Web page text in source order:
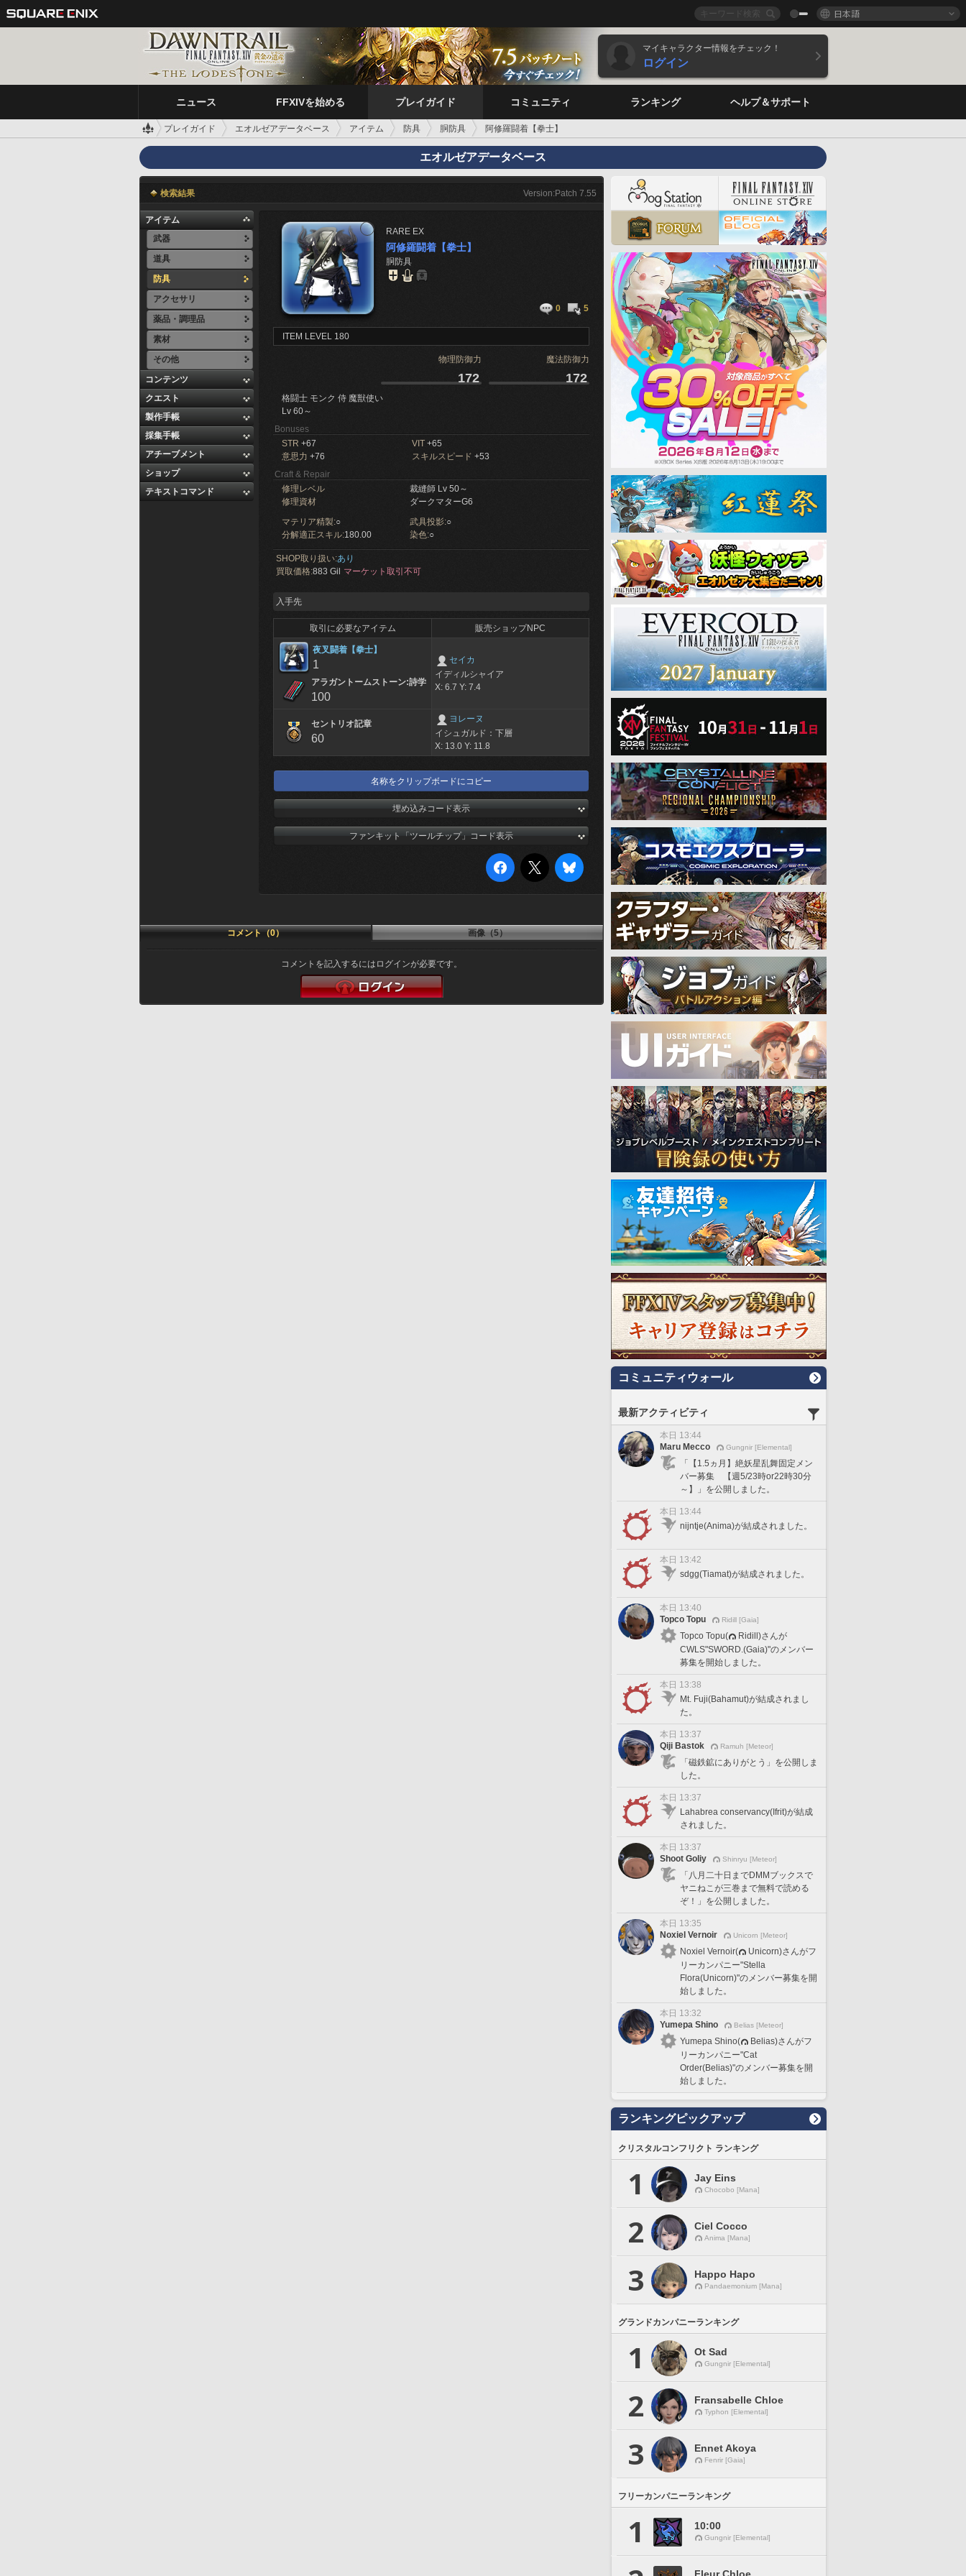
日本語
マイキャラクター情報をチェック！
ログイン
ニュース FFXIVを始める プレイガイド コミュニティ ランキング ヘルプ＆サポート
プレイガイド エオルゼアデータベース アイテム 防具 胴防具 阿修羅闘着【拳士】
エオルゼアデータベース
検索結果 Version:Patch 7.55
アイテム
武器
道具
防具
アクセサリ
薬品・調理品
素材
その他
コンテンツ
クエスト
製作手帳
採集手帳
アチーブメント
ショップ
テキストコマンド
RARE EX
阿修羅闘着【拳士】
胴防具
0 5
ITEM LEVEL 180
物理防御力 魔法防御力
172 172
格闘士 モンク 侍 魔獣使い
Lv 60～
Bonuses
STR +67 VIT +65
意思力 +76 スキルスピード +53
Craft & Repair
修理レベル
裁縫師 Lv 50～
修理資材
ダークマターG6
マテリア精製:○ 武具投影:○
分解適正スキル:180.00 染色:○
SHOP取り扱い:あり
買取価格:883 Gil マーケット取引不可
入手先
取引に必要なアイテム 販売ショップNPC
夜叉闘着【拳士】
1
アラガントームストーン:詩学
100
セイカ
イディルシャイア
X: 6.7 Y: 7.4
セントリオ記章
60
ヨレーヌ
イシュガルド：下層
X: 13.0 Y: 11.8
名称をクリップボードにコピー
埋め込みコード表示
ファンキット「ツールチップ」コード表示
コメント（0） 画像（5）
コメントを記入するにはログインが必要です。
コミュニティウォール
最新アクティビティ
本日 13:44
Maru Mecco
Gungnir [Elemental]
「【1.5ヵ月】絶妖星乱舞固定メン
バー募集 【週5/23時or22時30分
～】」を公開しました。
本日 13:44
nijntje(Anima)が結成されました。
本日 13:42
sdgg(Tiamat)が結成されました。
本日 13:40
Topco Topu
Ridill [Gaia]
Topco Topu(
Ridill)さんが
CWLS"SWORD.(Gaia)"のメンバー
募集を開始しました。
本日 13:38
Mt. Fuji(Bahamut)が結成されまし
た。
本日 13:37
Qiji Bastok
Ramuh [Meteor]
「磁鉄鉱にありがとう」を公開しま
した。
本日 13:37
Lahabrea conservancy(Ifrit)が結成
されました。
本日 13:37
Shoot Goliy
Shinryu [Meteor]
「八月二十日までDMMブックスで
ヤニねこが三巻まで無料で読める
ぞ！」を公開しました。
本日 13:35
Noxiel Vernoir
Unicorn [Meteor]
Noxiel Vernoir(
Unicorn)さんがフ
リーカンパニー"Stella
Flora(Unicorn)"のメンバー募集を開
始しました。
本日 13:32
Yumepa Shino
Belias [Meteor]
Yumepa Shino(
Belias)さんがフ
リーカンパニー"Cat
Order(Belias)"のメンバー募集を開
始しました。
ランキングピックアップ
クリスタルコンフリクト ランキング
1 Jay Eins
Chocobo [Mana]
2 Ciel Cocco
Anima [Mana]
3 Happo Hapo
Pandaemonium [Mana]
グランドカンパニーランキング
1 Ot Sad
Gungnir [Elemental]
2 Fransabelle Chloe
Typhon [Elemental]
3 Ennet Akoya
Fenrir [Gaia]
フリーカンパニーランキング
1 10:00
Gungnir [Elemental]